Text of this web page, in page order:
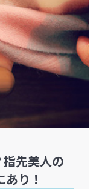
先美人の
り！